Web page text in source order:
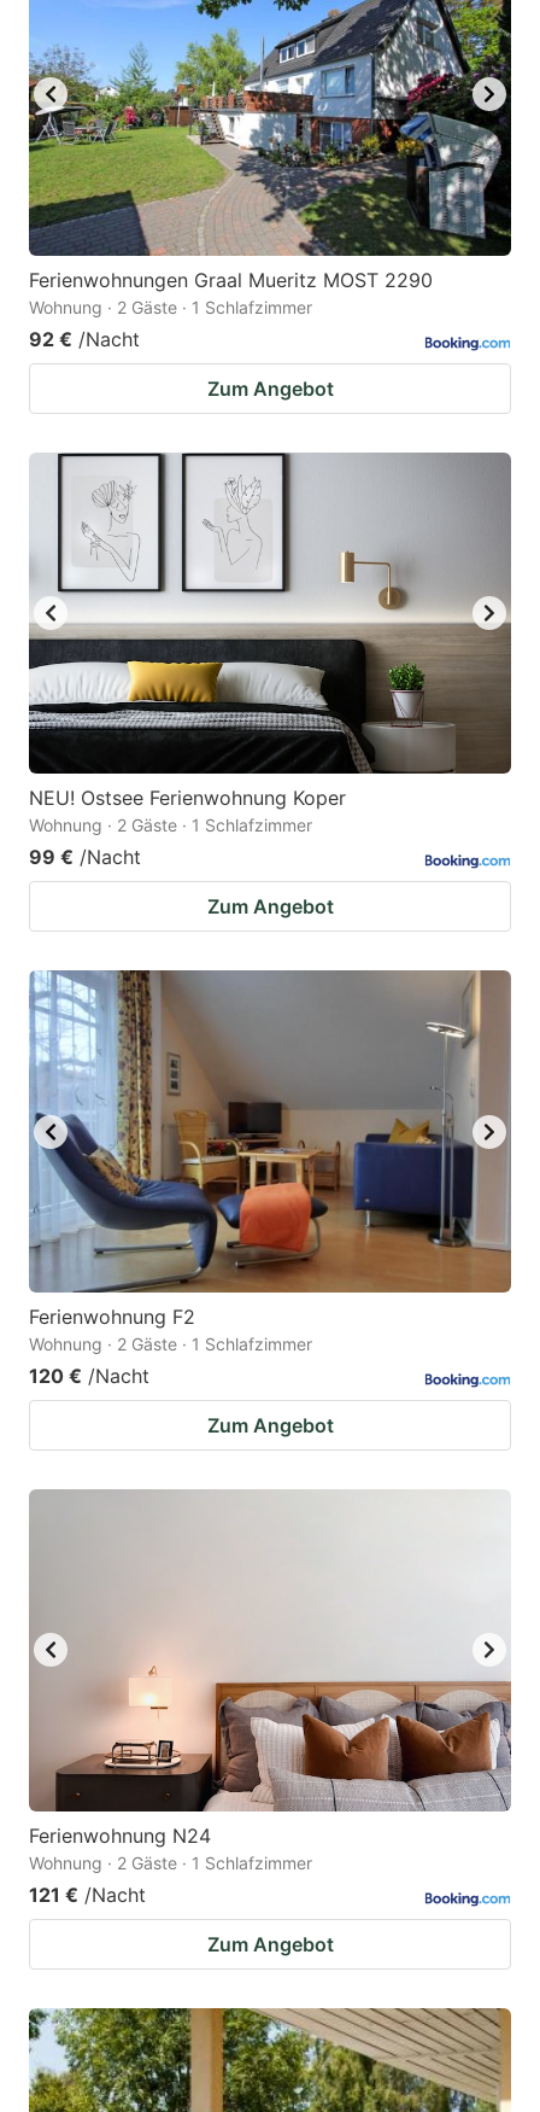
Ferienwohnungen Graal Mueritz MOST 2290
Wohnung · 2 Gäste · 1 Schlafzimmer
92 € /Nacht
Zum Angebot
NEU! Ostsee Ferienwohnung Koper
Wohnung · 2 Gäste · 1 Schlafzimmer
99 € /Nacht
Zum Angebot
Ferienwohnung F2
Wohnung · 2 Gäste · 1 Schlafzimmer
120 € /Nacht
Zum Angebot
Ferienwohnung N24
Wohnung · 2 Gäste · 1 Schlafzimmer
121 € /Nacht
Zum Angebot